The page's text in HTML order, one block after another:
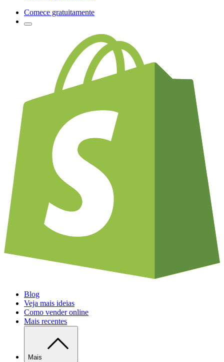
Comece gratuitamente
Blog
Veja mais ideias
Como vender online
Mais recentes
Mais